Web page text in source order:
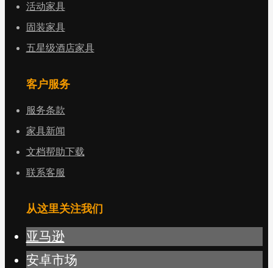
活动家具
固装家具
五星级酒店家具
客户服务
服务条款
家具新闻
文档帮助下载
联系客服
从这里关注我们
亚马逊
安卓市场